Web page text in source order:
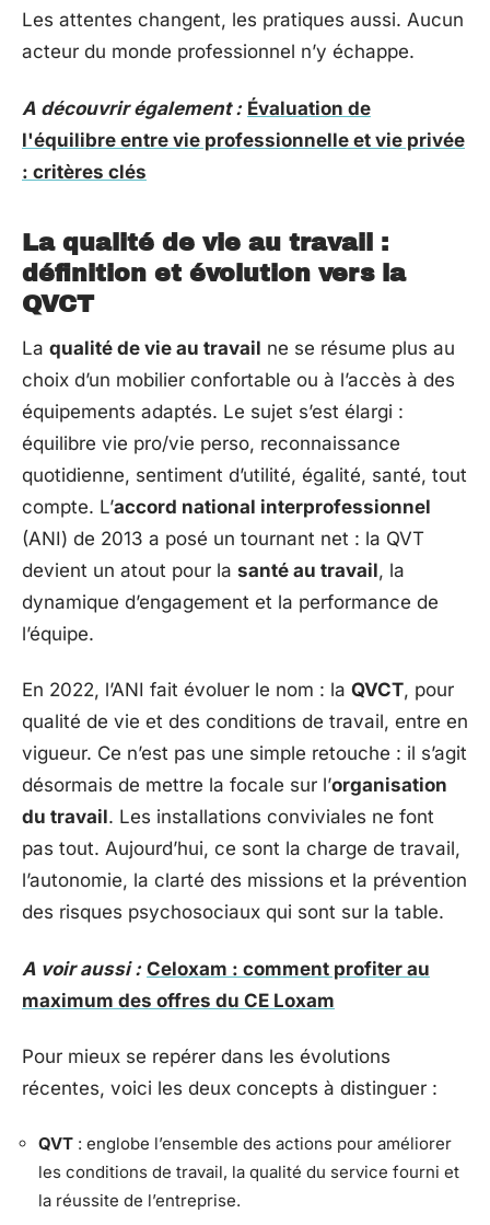
Les attentes changent, les pratiques aussi. Aucun
acteur du monde professionnel n’y échappe.
A découvrir également : Évaluation de
l'équilibre entre vie professionnelle et vie privée
: critères clés
La qualité de vie au travail :
définition et évolution vers la
QVCT
La qualité de vie au travail ne se résume plus au
choix d’un mobilier confortable ou à l’accès à des
équipements adaptés. Le sujet s’est élargi :
équilibre vie pro/vie perso, reconnaissance
quotidienne, sentiment d’utilité, égalité, santé, tout
compte. L’accord national interprofessionnel
(ANI) de 2013 a posé un tournant net : la QVT
devient un atout pour la santé au travail, la
dynamique d’engagement et la performance de
l’équipe.
En 2022, l’ANI fait évoluer le nom : la QVCT, pour
qualité de vie et des conditions de travail, entre en
vigueur. Ce n’est pas une simple retouche : il s’agit
désormais de mettre la focale sur l’organisation
du travail. Les installations conviviales ne font
pas tout. Aujourd’hui, ce sont la charge de travail,
l’autonomie, la clarté des missions et la prévention
des risques psychosociaux qui sont sur la table.
A voir aussi : Celoxam : comment profiter au
maximum des offres du CE Loxam
Pour mieux se repérer dans les évolutions
récentes, voici les deux concepts à distinguer :
QVT : englobe l’ensemble des actions pour améliorer
les conditions de travail, la qualité du service fourni et
la réussite de l’entreprise.